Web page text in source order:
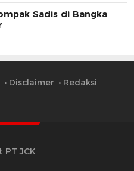
Sadis di Bangka
Disclaimer Redaksi
PT JCK